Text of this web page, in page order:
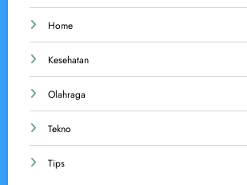
Home
Kesehatan
Olahraga
Tekno
Tips